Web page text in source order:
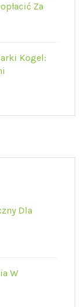
Za
Kogel:
Dla
W